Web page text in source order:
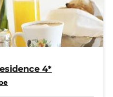
4*